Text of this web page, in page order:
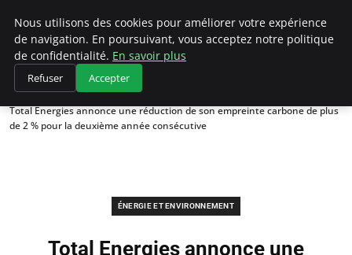
Climategatecountryclub.com
Accueil
Énergie et environnement
Total Energies annonce une réduction de son empreinte carbone de plus
de 2 % pour la deuxième année consécutive
ÉNERGIE ET ENVIRONNEMENT
Total Energies annonce une
Nous utilisons des cookies pour améliorer votre expérience
de navigation. En poursuivant, vous acceptez notre politique
de confidentialité. En savoir plus
Refuser Accepter